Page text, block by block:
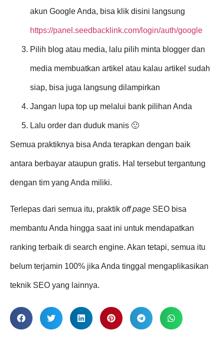
akun Google Anda, bisa klik disini langsung
https://panel.seedbacklink.com/login/auth/google
Pilih blog atau media, lalu pilih minta blogger dan
media membuatkan artikel atau kalau artikel sudah
siap, bisa juga langsung dilampirkan
Jangan lupa top up melalui bank pilihan Anda
Lalu order dan duduk manis 🙂
Semua praktiknya bisa Anda terapkan dengan baik
antara berbayar ataupun gratis. Hal tersebut tergantung
dengan tim yang Anda miliki.
Terlepas dari semua itu, praktik off page SEO bisa
membantu Anda hingga saat ini untuk mendapatkan
ranking terbaik di search engine. Akan tetapi, semua itu
belum terjamin 100% jika Anda tinggal mengaplikasikan
teknik SEO yang lainnya.